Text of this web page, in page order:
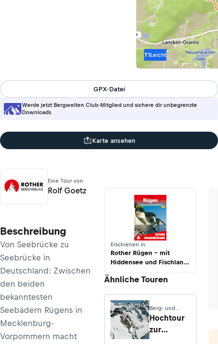
T1Leicht
Werde jetzt Bergwelten Club-Mitglied und sichere dir unbegrenzte
Downloads
GPX-Datei
Karte ansehen
Eine Tour von
Rolf Goetz
Beschreibung
Von Seebrücke zu
Seebrücke in
Deutschland: Zwischen
den beiden
bekanntesten
Seebädern Rügens in
Mecklenburg-
Vorpommern macht
Erschienen in
Rother Rügen – mit
Hiddensee und Fischland-
Darß-Zingst
Ähnliche Touren
Berg- und
Hochtouren ·
Wallis
Hochtour
zur